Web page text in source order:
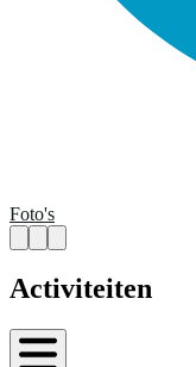
Foto's
Activiteiten